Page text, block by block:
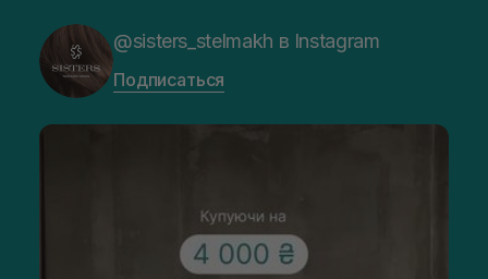
@sisters_stelmakh в Instagram
Подписаться